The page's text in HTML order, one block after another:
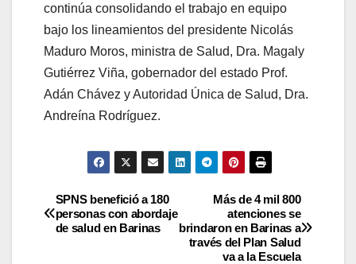
continúa consolidando el trabajo en equipo
bajo los lineamientos del presidente Nicolás
Maduro Moros, ministra de Salud, Dra. Magaly
Gutiérrez Viña, gobernador del estado Prof.
Adán Chávez y Autoridad Única de Salud, Dra.
Andreína Rodríguez.
Más de 4 mil 800
atenciones se
brindaron en Barinas a
través del Plan Salud
va a la Escuela
SPNS benefició a 180
personas con abordaje
de salud en Barinas